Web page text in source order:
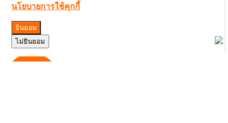
นโยบายการใช้คุกกี้
ยินยอม
ไม่ยินยอม
Thailand 1-1-1
CGN Thai ใช้สื่อเพื่อประกาศข่าวประเสริฐ เสริมสร้างคริสต
จักร–พันธกิจ
READ